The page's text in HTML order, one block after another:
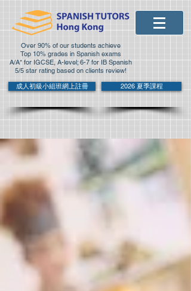
Over 90% of our students achieve
Top 10% grades in Spanish exams
A/A* for IGCSE, A-level; 6-7 for IB Spanish
5/5 star rating based on clients review!
成人初級小組班網上註冊
2026 夏季課程